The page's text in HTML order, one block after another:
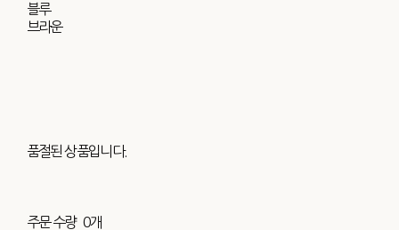
블루
브라운
품절된 상품입니다.
주문 수량 0개